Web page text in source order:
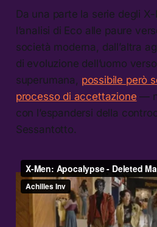
Da una parte la serie degli
l’analisi di Eco alle paure
società moderna, dall’altra
di evoluzione dell’uomo
superumana, possibile però
processo di accettazione —
con l’espandersi della
Sessantotto.